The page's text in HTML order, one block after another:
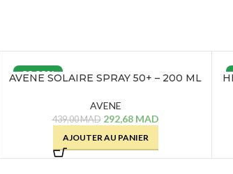
33.33%
AVENE SOLAIRE SPRAY 50+ – 200 ML
AVENE
439,00MAD 292,68 MAD
AJOUTER AU PANIER